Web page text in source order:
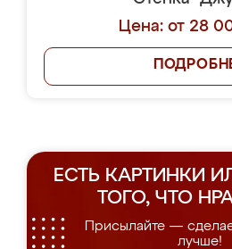
Цена: от 28
ЕСТЬ КАРТИНКИ
ТОГО, ЧТО
Присылайте —
лучше!